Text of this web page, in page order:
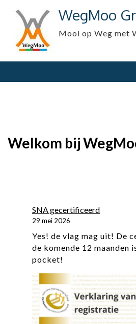
content
WegMoo
Mooi op Weg met
Welkom bij
SNA gecertificeerd
29 mei 2026
Yes! de vlag mag uit! De
de komende 12 maanden
pocket!